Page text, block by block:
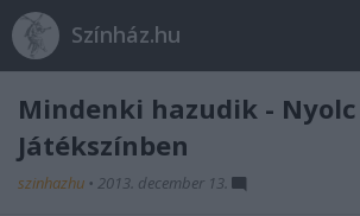
Színház.hu
Mindenki hazudik -
Játékszínben
szinhazhu • 2013. december 13.